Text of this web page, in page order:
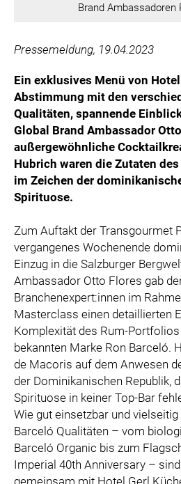
CULINARIUS
VIER HOCH VIER
ALFIES
HANNERSBERG
WILHELM-EXNER-MEDAILLEN STIFTUNG
ADMIRAL SPORTWETTEN
EWP RECYCLING PFAND ÖSTERREICH
IMPERIAL MARKETS
TRÄGERVEREIN EINWEGPFAND
SPECIAL OLYMPICS ÖSTERREICH
MEDIA
LOGOS
COCA COLA
PRESSEKONTAKT
Brand Ambassadoren
Pressemeldung, 19.04.2023
Ein exklusives Menü von
Abstimmung mit den
Qualitäten, spannende
Global Brand Ambassador
außergewöhnliche
Hubrich waren die Zutaten
im Zeichen der
Spirituose.
Zum Auftakt der Transgourmet
vergangenes Wochenende
Einzug in die Salzburger
Ambassador Otto Flores gab
Branchenexpert:innen im
Masterclass einen detaillierten
Komplexität des Rum-
bekannten Marke Ron Barceló.
de Macoris auf dem Anwesen
der Dominikanischen Republik,
Spirituose in keiner Top-Bar
Wie gut einsetzbar und
Barceló Qualitäten – vom
Barceló Organic bis zum
Imperial 40th Anniversary –
gemeinsam mit Hotel Gerl